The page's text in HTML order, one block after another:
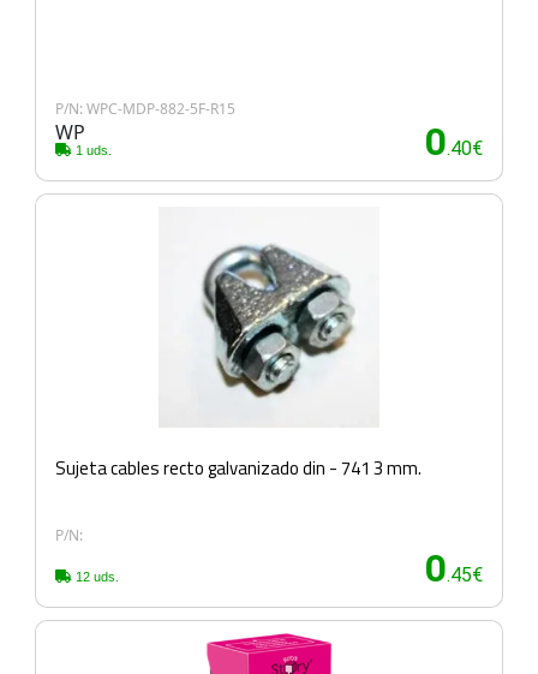
P/N: WPC-MDP-882-5F-R15
WP
1 uds. 0.40€
Sujeta cables recto galvanizado din - 741 3 mm.
P/N:
12 uds. 0.45€